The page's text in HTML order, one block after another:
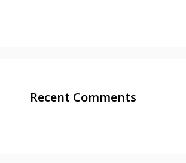
Recent Comments